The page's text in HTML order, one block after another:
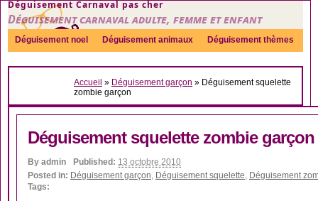
Déguisement Carnaval pas cher
Déguisement carnaval adulte, femme et enfant
Déguisement noel Déguisement animaux Déguisement thèmes
Sexy Déguisement couple Déguisements par genre Idées
Accueil » Déguisement garçon » Déguisement squelette
zombie garçon
Déguisement squelette zombie garçon
By admin Published: 13 octobre 2010
Posted in: Déguisement garçon, Déguisement squelette, Déguisement
Tags: